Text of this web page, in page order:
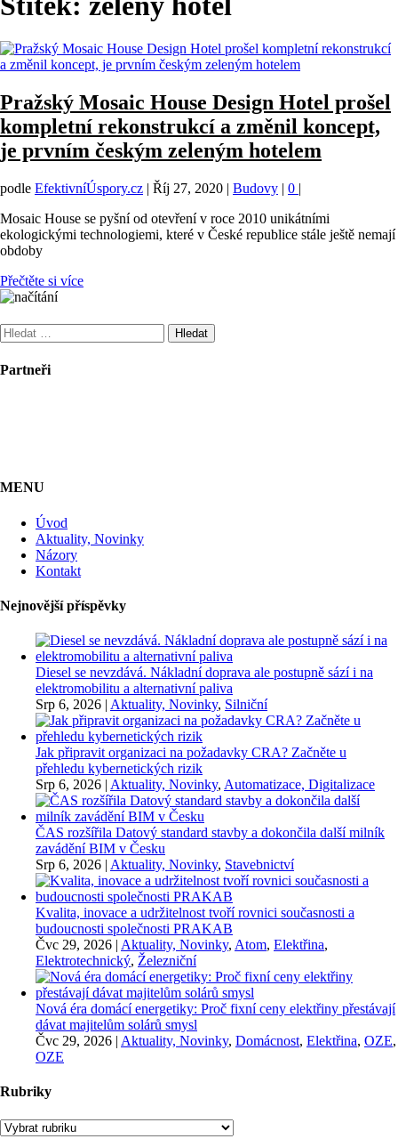
Pražský Mosaic House Design Hotel prošel
kompletní rekonstrukcí a změnil koncept,
je prvním českým zeleným hotelem
podle EfektivníÚspory.cz | Říj 27, 2020 | Budovy | 0 |
Mosaic House se pyšní od otevření v roce 2010 unikátními
ekologickými technologiemi, které v České republice stále ještě nemají
obdoby
Přečtěte si více
Vyhledávání
Partneři
MENU
Úvod
Aktuality, Novinky
Názory
Kontakt
Nejnovější příspěvky
Diesel se nevzdává. Nákladní doprava ale postupně sází i na
elektromobilitu a alternativní paliva
Srp 6, 2026 | Aktuality, Novinky, Silniční
Jak připravit organizaci na požadavky CRA? Začněte u
přehledu kybernetických rizik
Srp 6, 2026 | Aktuality, Novinky, Automatizace, Digitalizace
ČAS rozšířila Datový standard stavby a dokončila další milník
zavádění BIM v Česku
Srp 6, 2026 | Aktuality, Novinky, Stavebnictví
Kvalita, inovace a udržitelnost tvoří rovnici současnosti a
budoucnosti společnosti PRAKAB
Čvc 29, 2026 | Aktuality, Novinky, Atom, Elektřina,
Elektrotechnický, Železniční
Nová éra domácí energetiky: Proč fixní ceny elektřiny přestávají
dávat majitelům solárů smysl
Čvc 29, 2026 | Aktuality, Novinky, Domácnost, Elektřina, OZE,
OZE
Rubriky
Rubriky